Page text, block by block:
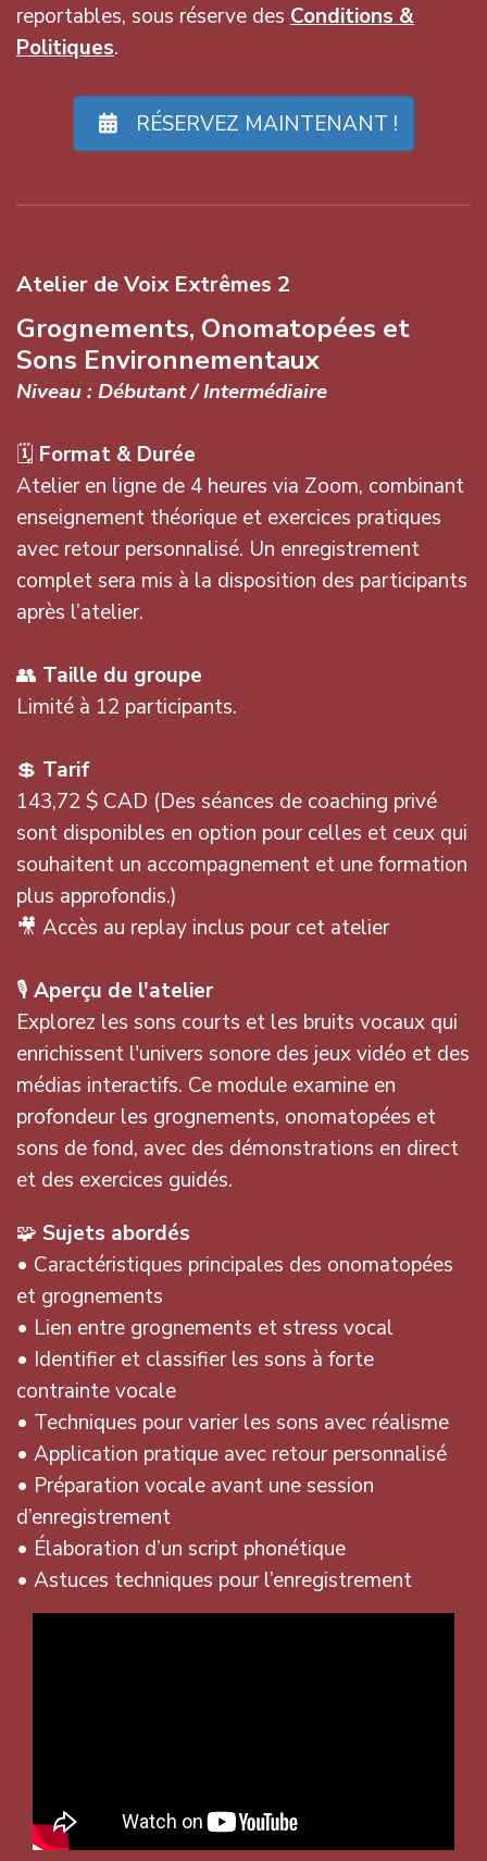
reportables, sous réserve des Conditions &
Politiques.
RÉSERVEZ MAINTENANT !
Atelier de Voix Extrêmes 2
Grognements, Onomatopées et
Sons Environnementaux
Niveau : Débutant / Intermédiaire
🗓 Format & Durée
Atelier en ligne de 4 heures via Zoom, combinant
enseignement théorique et exercices pratiques
avec retour personnalisé. Un enregistrement
complet sera mis à la disposition des participants
après l’atelier.
👥 Taille du groupe
Limité à 12 participants.
💲 Tarif
143,72 $ CAD (Des séances de coaching privé
sont disponibles en option pour celles et ceux qui
souhaitent un accompagnement et une formation
plus approfondis.)
🎥 Accès au replay inclus pour cet atelier
🎙️ Aperçu de l'atelier
Explorez les sons courts et les bruits vocaux qui
enrichissent l'univers sonore des jeux vidéo et des
médias interactifs. Ce module examine en
profondeur les grognements, onomatopées et
sons de fond, avec des démonstrations en direct
et des exercices guidés.
🧩 Sujets abordés
• Caractéristiques principales des onomatopées
et grognements
• Lien entre grognements et stress vocal
• Identifier et classifier les sons à forte
contrainte vocale
• Techniques pour varier les sons avec réalisme
• Application pratique avec retour personnalisé
• Préparation vocale avant une session
d’enregistrement
• Élaboration d’un script phonétique
• Astuces techniques pour l’enregistrement